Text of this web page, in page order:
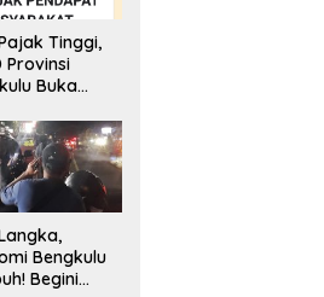
Tinggi,
Provinsi
Buka
Bengkulu
Begini